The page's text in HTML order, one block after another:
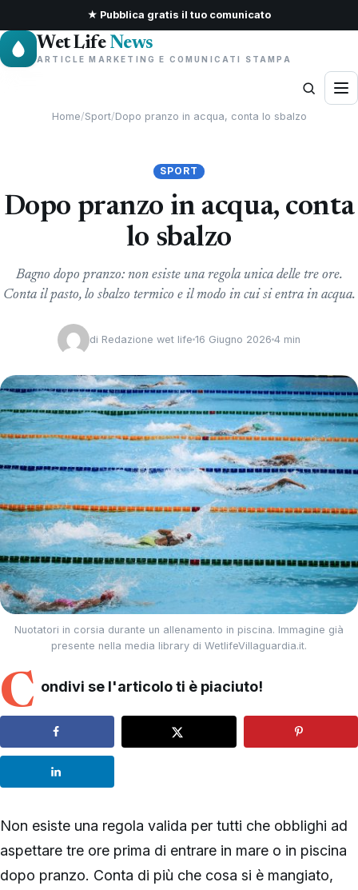
★ Pubblica gratis il tuo comunicato
Wet Life News
ARTICLE MARKETING E COMUNICATI STAMPA
Home/Sport/Dopo pranzo in acqua, conta lo sbalzo
SPORT
Dopo pranzo in acqua, conta
lo sbalzo
Bagno dopo pranzo: non esiste una regola unica delle tre ore.
Conta il pasto, lo sbalzo termico e il modo in cui si entra in acqua.
di Redazione wet life 16 Giugno 2026 4 min
Nuotatori in corsia durante un allenamento in piscina. Immagine già
presente nella media library di WetlifeVillaguardia.it.
C ondivi se l'articolo ti è piaciuto!
Non esiste una regola valida per tutti che obblighi ad
aspettare tre ore prima di entrare in mare o in piscina
dopo pranzo. Conta di più che cosa si è mangiato,